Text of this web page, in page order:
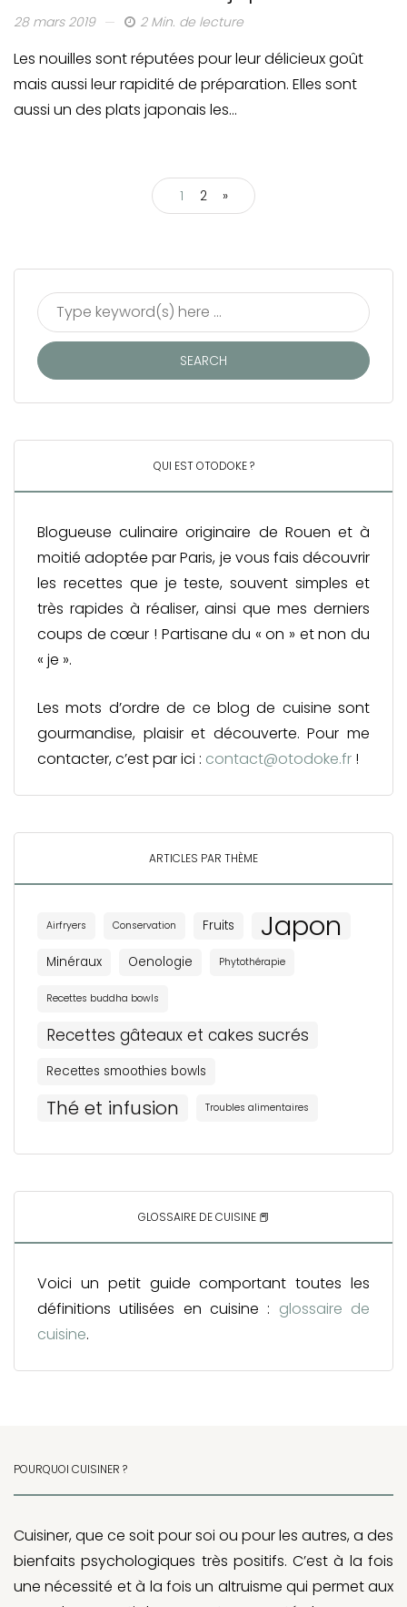
28 mars 2019 2 Min. de lecture
Les nouilles sont réputées pour leur délicieux goût
mais aussi leur rapidité de préparation. Elles sont
aussi un des plats japonais les…
1 2 »
QUI EST OTODOKE ?
Blogueuse culinaire originaire de Rouen et à
moitié adoptée par Paris, je vous fais découvrir
les recettes que je teste, souvent simples et
très rapides à réaliser, ainsi que mes derniers
coups de cœur ! Partisane du « on » et non du
« je ».
Les mots d’ordre de ce blog de cuisine sont
gourmandise, plaisir et découverte. Pour me
contacter, c’est par ici : contact@otodoke.fr !
ARTICLES PAR THÈME
Airfryers Conservation Fruits Japon
Minéraux Oenologie Phytothérapie
Recettes buddha bowls
Recettes gâteaux et cakes sucrés
Recettes smoothies bowls
Thé et infusion Troubles alimentaires
GLOSSAIRE DE CUISINE 📕
Voici un petit guide comportant toutes les
définitions utilisées en cuisine : glossaire de
cuisine.
POURQUOI CUISINER ?
Cuisiner, que ce soit pour soi ou pour les autres, a des
bienfaits psychologiques très positifs. C’est à la fois
une nécessité et à la fois un altruisme qui permet aux